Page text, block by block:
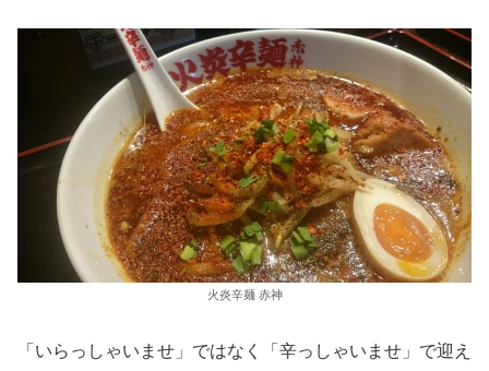
火炎辛麺 赤神
「いらっしゃいませ」ではなく「辛っしゃいませ」で迎え